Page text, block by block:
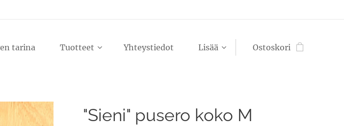
tarina Tuotteet Yhteystiedot Lisää Ostoskori
"Sieni" pusero koko M